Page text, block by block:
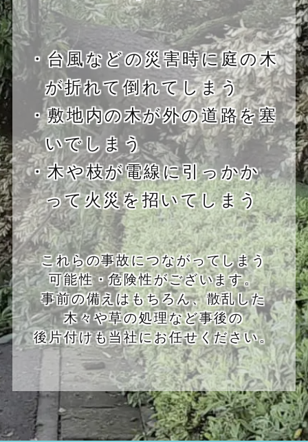
・台風などの災害時に庭の木
が折れて倒れてしまう
・敷地内の木が外の道路を塞
いでしまう
・木や枝が電線に引っかか
って火災を招いてしまう
これらの事故につながってしまう
可能性・危険性がございます。
事前の備えはもちろん、散乱した
木々や草の処理など事後の
後片付けも当社にお任せください。